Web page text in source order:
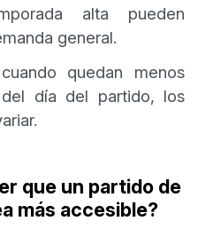
alta pueden
general.
cuando quedan menos
día del partido, los
que un partido de
más accesible?